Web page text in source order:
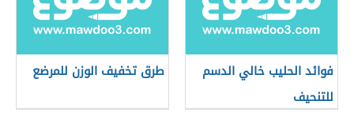
فوائد الحليب خالي الدسم
للتنحيف
طرق تخفيف الوزن للمرضع